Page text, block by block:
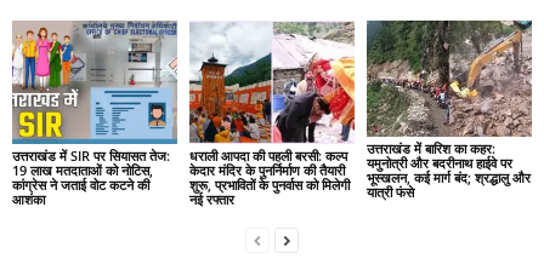
उत्तराखंड में SIR पर सियासत तेज:
19 लाख मतदाताओं को नोटिस,
कांग्रेस ने जताई वोट कटने की
आशंका
धराली आपदा की पहली बरसी: कल्प
केदार मंदिर के पुनर्निर्माण की तैयारी
शुरू, प्रभावितों के पुनर्वास को मिलेगी
नई रफ्तार
उत्तराखंड में बारिश का कहर:
यमुनोत्री और बदरीनाथ हाईवे पर
भूस्खलन, कई मार्ग बंद; श्रद्धालु और
यात्री फंसे